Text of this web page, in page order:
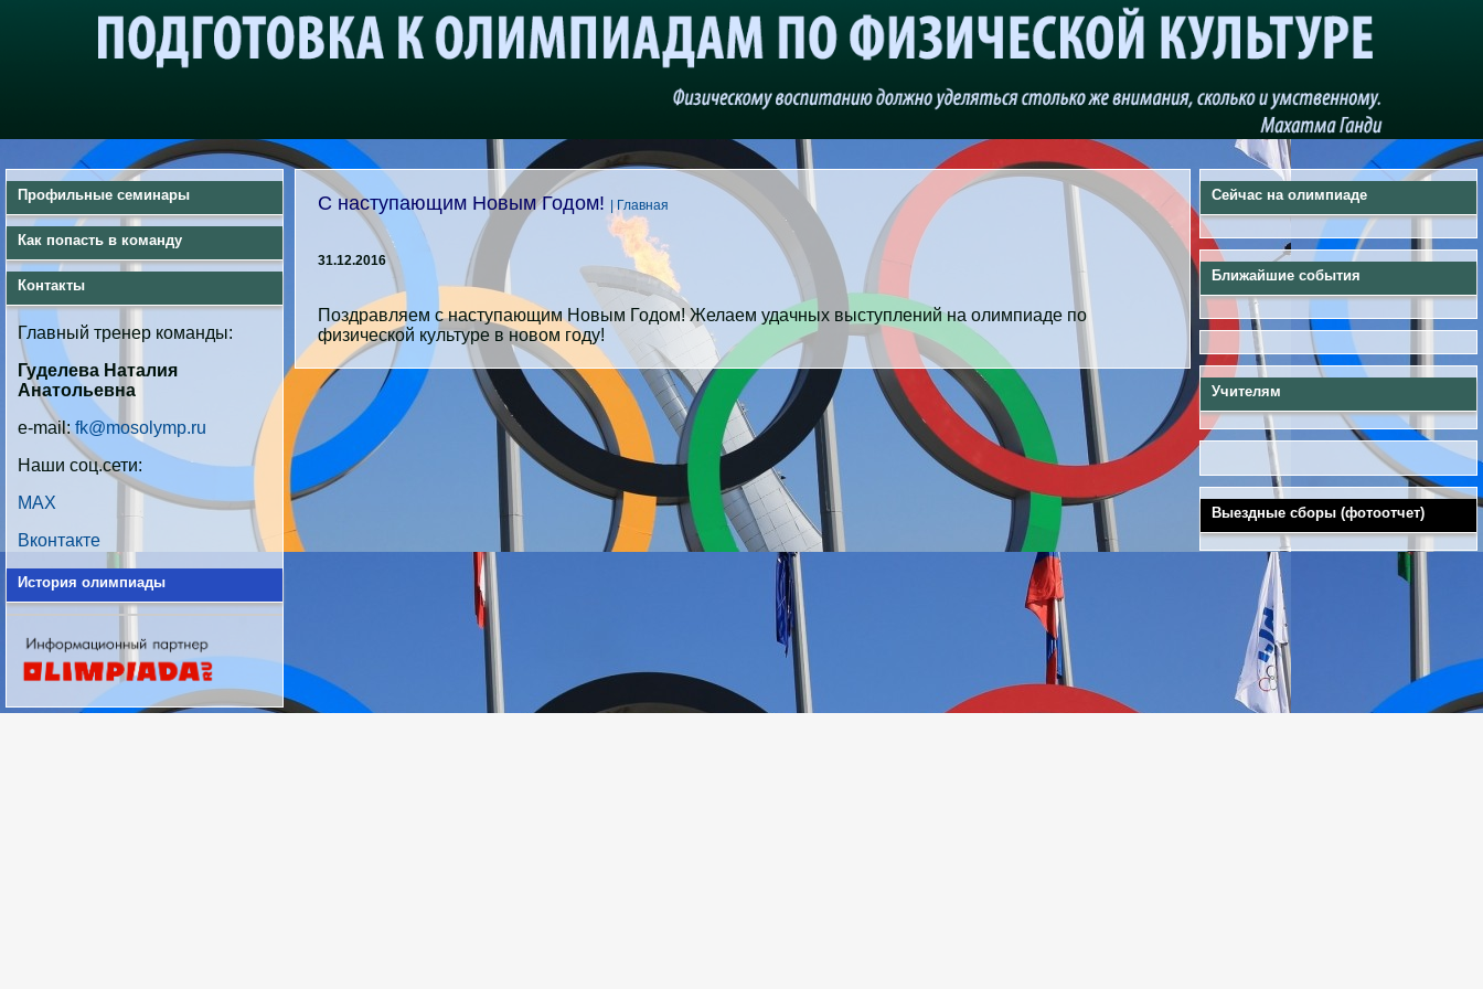
Профильные семинары
Как попасть в команду
Контакты
Главный тренер команды:
Гуделева Наталия
Анатольевна
e-mail:fk@mosolymp.ru
Наши соц.сети:
MAX
Вконтакте
История олимпиады
С наступающим Новым Годом! | Главная
31.12.2016
Поздравляем с наступающим Новым Годом! Желаем удачных выступлений на олимпиаде по
физической культуре в новом году!
Сейчас на олимпиаде
Ближайшие события
Учителям
Выездные сборы (фотоотчет)